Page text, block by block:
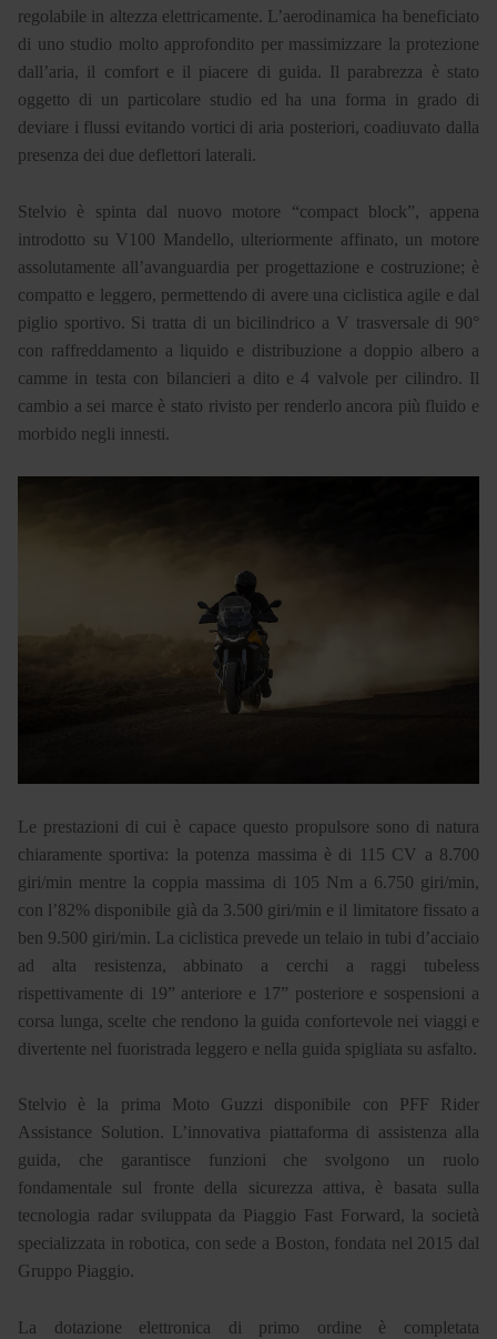
regolabile in altezza elettricamente. L’aerodinamica ha beneficiato
di uno studio molto approfondito per massimizzare la protezione
dall’aria, il comfort e il piacere di guida. Il parabrezza è stato
oggetto di un particolare studio ed ha una forma in grado di
deviare i flussi evitando vortici di aria posteriori, coadiuvato dalla
presenza dei due deflettori laterali.
Stelvio è spinta dal nuovo motore “compact block”, appena
introdotto su V100 Mandello, ulteriormente affinato, un motore
assolutamente all’avanguardia per progettazione e costruzione; è
compatto e leggero, permettendo di avere una ciclistica agile e dal
piglio sportivo. Si tratta di un bicilindrico a V trasversale di 90°
con raffreddamento a liquido e distribuzione a doppio albero a
camme in testa con bilancieri a dito e 4 valvole per cilindro. Il
cambio a sei marce è stato rivisto per renderlo ancora più fluido e
morbido negli innesti.
Le prestazioni di cui è capace questo propulsore sono di natura
chiaramente sportiva: la potenza massima è di 115 CV a 8.700
giri/min mentre la coppia massima di 105 Nm a 6.750 giri/min,
con l’82% disponibile già da 3.500 giri/min e il limitatore fissato a
ben 9.500 giri/min. La ciclistica prevede un telaio in tubi d’acciaio
ad alta resistenza, abbinato a cerchi a raggi tubeless
rispettivamente di 19” anteriore e 17” posteriore e sospensioni a
corsa lunga, scelte che rendono la guida confortevole nei viaggi e
divertente nel fuoristrada leggero e nella guida spigliata su asfalto.
Stelvio è la prima Moto Guzzi disponibile con PFF Rider
Assistance Solution. L’innovativa piattaforma di assistenza alla
guida, che garantisce funzioni che svolgono un ruolo
fondamentale sul fronte della sicurezza attiva, è basata sulla
tecnologia radar sviluppata da Piaggio Fast Forward, la società
specializzata in robotica, con sede a Boston, fondata nel 2015 dal
Gruppo Piaggio.
La dotazione elettronica di primo ordine è completata